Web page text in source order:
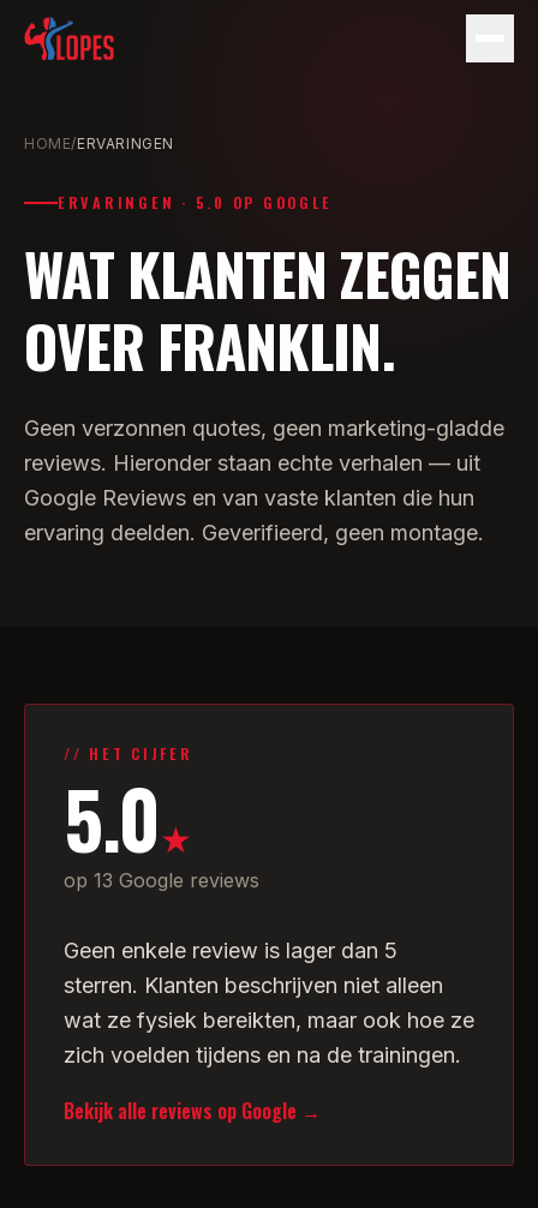
Small Group
IN DE MEDIA
OVER
Plan een gratis kennismaking
HOME/ERVARINGEN
ERVARINGEN · 5.0 OP GOOGLE
WAT KLANTEN ZEGGEN
OVER FRANKLIN.
Geen verzonnen quotes, geen marketing-gladde
reviews. Hieronder staan echte verhalen — uit
Google Reviews en van vaste klanten die hun
ervaring deelden. Geverifieerd, geen montage.
// HET CIJFER
5.0★
op 13 Google reviews
Geen enkele review is lager dan 5
sterren. Klanten beschrijven niet alleen
wat ze fysiek bereikten, maar ook hoe ze
zich voelden tijdens en na de trainingen.
Bekijk alle reviews op Google →